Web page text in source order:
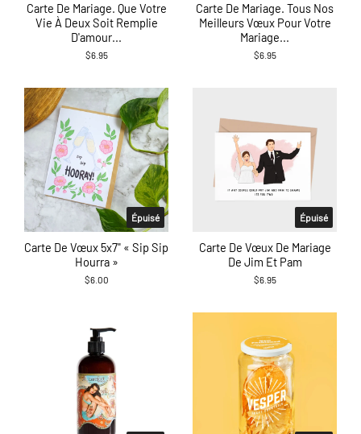
Carte De Mariage. Que Votre
Vie À Deux Soit Remplie
D'amour...
$6.95
Carte De Mariage. Tous Nos
Meilleurs Vœux Pour Votre
Mariage...
$6.95
Épuisé
Carte De Vœux 5x7" « Sip Sip
Hourra »
$6.00
Épuisé
Carte De Vœux De Mariage
De Jim Et Pam
$6.95